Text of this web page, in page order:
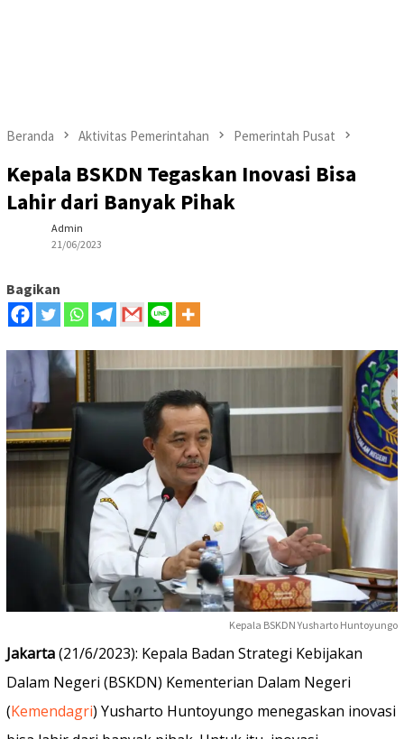
Beranda Aktivitas Pemerintahan Pemerintah Pusat
Kepala BSKDN Tegaskan Inovasi Bisa
Lahir dari Banyak Pihak
Admin
21/06/2023
Bagikan
Kepala BSKDN Yusharto Huntoyungo
Jakarta(21/6/2023): Kepala Badan Strategi Kebijakan
Dalam Negeri (BSKDN) Kementerian Dalam Negeri
(Kemendagri) Yusharto Huntoyungo menegaskan inovasi